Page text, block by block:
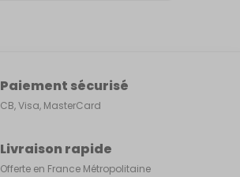
Paiement sécurisé
CB, Visa, MasterCard
Livraison rapide
Offerte en France Métropolitaine